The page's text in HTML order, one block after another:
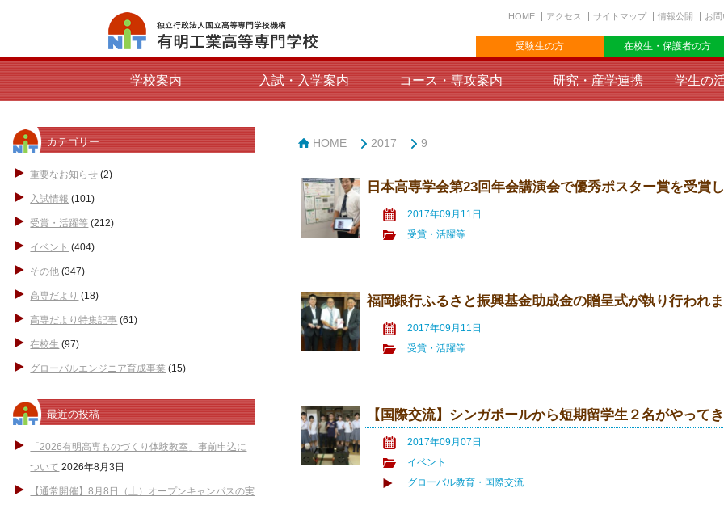
HOME アクセス サイトマップ 情報公開 お
受験生の方 在校生・保護者の方
学校案内 入試・入学案内 コース・専攻案内 研究・産学連携
学生の
カテゴリー
重要なお知らせ (2)
入試情報 (101)
受賞・活躍等 (212)
イベント (404)
その他 (347)
高専だより (18)
高専だより特集記事 (61)
在校生 (97)
グローバルエンジニア育成事業 (15)
最近の投稿
「2026有明高専ものづくり体験教室」事前申込に
ついて 2026年8月3日
【通常開催】8月8日（土）オープンキャンパスの実
HOME 2017 9
日本高専学会第23回年会講演会で優秀ポスター賞を受賞
2017年09月11日
受賞・活躍等
福岡銀行ふるさと振興基金助成金の贈呈式が執り行われま
2017年09月11日
受賞・活躍等
【国際交流】シンガポールから短期留学生２名がやって
2017年09月07日
イベント
グローバル教育・国際交流